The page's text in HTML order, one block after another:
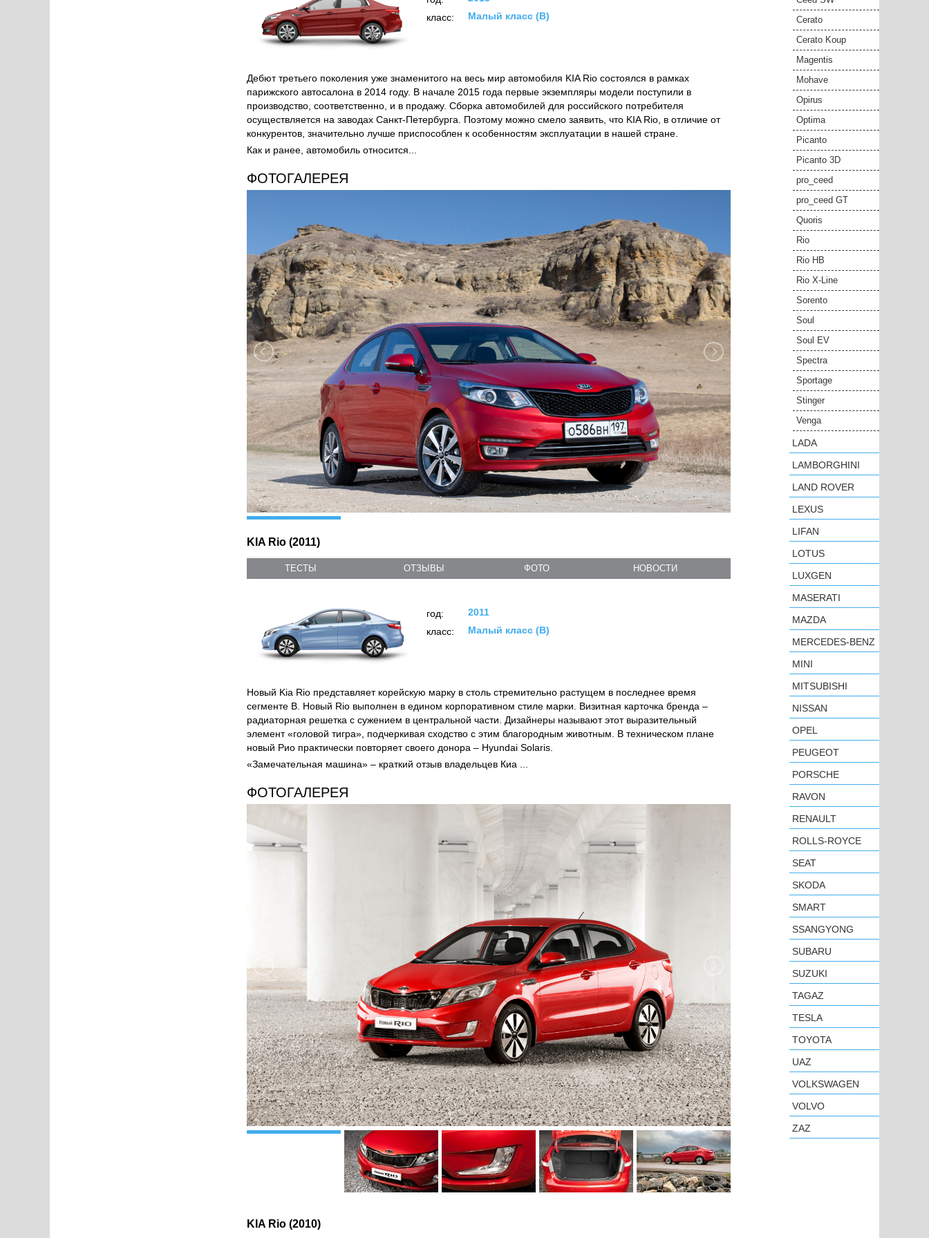
ТЕСТЫ ОТЗЫВЫ ФОТО
класс:
Малый класс (B)
Дебют третьего поколения уже знаменитого на весь мир автомобиля KIA Rio состоялся в рамках
парижского автосалона в 2014 году. В начале 2015 года первые экземпляры модели поступили в
осуществляется на заводах Санкт-Петербурга. Поэтому можно смело заявить, что KIA Rio, в отличие от
ФОТОГАЛЕРЕЯ
ТЕСТЫ ОТЗЫВЫ ФОТО НОВОСТИ
год:
2011
класс:
Малый класс (B)
Новый Kia Rio представляет корейскую марку в столь стремительно растущем в последнее время
сегменте В. Новый Rio выполнен в едином корпоративном стиле марки. Визитная карточка бренда –
радиаторная решетка с сужением в центральной части. Дизайнеры называют этот выразительный
новый Рио практически повторяет своего донора – Hyundai Solaris.
«Замечательная машина» – краткий отзыв владельцев Киа ...
Cerato
Cerato Koup
Magentis
Mohave
Opirus
Optima
Picanto
Picanto 3D
pro_ceed
pro_ceed GT
Quoris
Rio
Rio HB
Rio X-Line
Sorento
Soul
Soul EV
Spectra
Sportage
Stinger
Venga
LADA
LAMBORGHINI
LAND ROVER
LEXUS
LIFAN
LOTUS
LUXGEN
MASERATI
MAZDA
MERCEDES-BENZ
MINI
MITSUBISHI
NISSAN
OPEL
PEUGEOT
PORSCHE
RAVON
RENAULT
ROLLS-ROYCE
SEAT
SKODA
SMART
SSANGYONG
SUBARU
SUZUKI
TAGAZ
TESLA
TOYOTA
UAZ
VOLKSWAGEN
VOLVO
ZAZ